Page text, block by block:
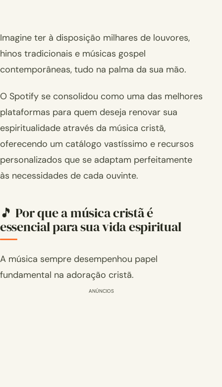
Imagine ter à disposição milhares de louvores,
hinos tradicionais e músicas gospel
contemporâneas, tudo na palma da sua mão.
O Spotify se consolidou como uma das melhores
plataformas para quem deseja renovar sua
espiritualidade através da música cristã,
oferecendo um catálogo vastíssimo e recursos
personalizados que se adaptam perfeitamente
às necessidades de cada ouvinte.
🎵 Por que a música cristã é
essencial para sua vida espiritual
A música sempre desempenhou papel
fundamental na adoração cristã.
ANÚNCIOS